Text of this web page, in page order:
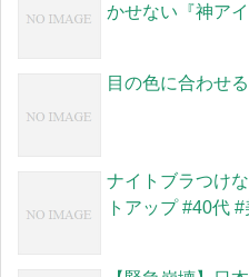
かせない『神ア
目の色に合わせ
ナイトブラつけ
トアップ #40代